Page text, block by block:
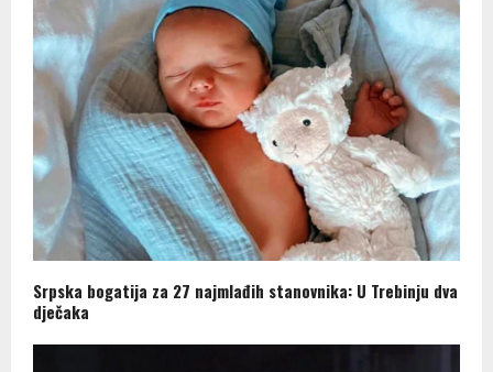
Srpska bogatija za 27 najmlađih stanovnika: U Trebinju dva
dječaka